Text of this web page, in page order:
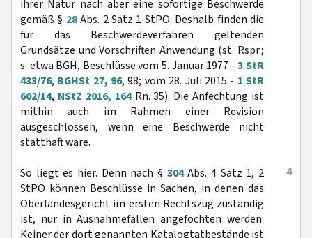
ihrer Natur nach aber eine sofortige Beschwerde
gemäß § 28Abs. 2 Satz 1 StPO. Deshalb finden die
für das Beschwerdeverfahren geltenden
Grundsätze und Vorschriften Anwendung (st. Rspr.;
s. etwa BGH, Beschlüsse vom 5. Januar 1977 -3 StR
433/76, BGHSt 27, 96, 98; vom 28. Juli 2015 - 1 StR
602/14, NStZ 2016, 164Rn. 35). Die Anfechtung ist
mithin auch im Rahmen einer Revision
ausgeschlossen, wenn eine Beschwerde nicht
statthaft wäre.
4
So liegt es hier. Denn nach § 304Abs. 4 Satz 1, 2
StPO können Beschlüsse in Sachen, in denen das
Oberlandesgericht im ersten Rechtszug zuständig
ist, nur in Ausnahmefällen angefochten werden.
Keiner der dort genannten Katalogtatbestände ist